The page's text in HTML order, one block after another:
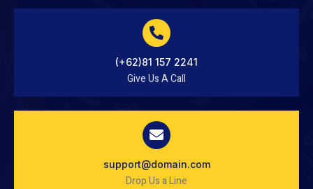
(+62)81 157 2241
Give Us A Call
support@domain.com
Drop Us a Line